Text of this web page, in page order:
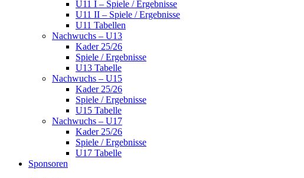
U11 I – Spiele / Ergebnisse
U11 II – Spiele / Ergebnisse
U11 Tabellen
Nachwuchs – U13
Kader 25/26
Spiele / Ergebnisse
U13 Tabelle
Nachwuchs – U15
Kader 25/26
Spiele / Ergebnisse
U15 Tabelle
Nachwuchs – U17
Kader 25/26
Spiele / Ergebnisse
U17 Tabelle
Sponsoren